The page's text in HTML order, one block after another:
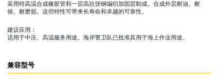
采用特高温合成橡胶管和一层高抗张钢编织加固层制成。合成外层耐油、耐
候、耐磨损。这些特性可带来长寿命和卓越的可靠性。
建议应用：
适用于中压、高温服务用途。海岸警卫队已批准其用于海上作业用途。
兼容型号